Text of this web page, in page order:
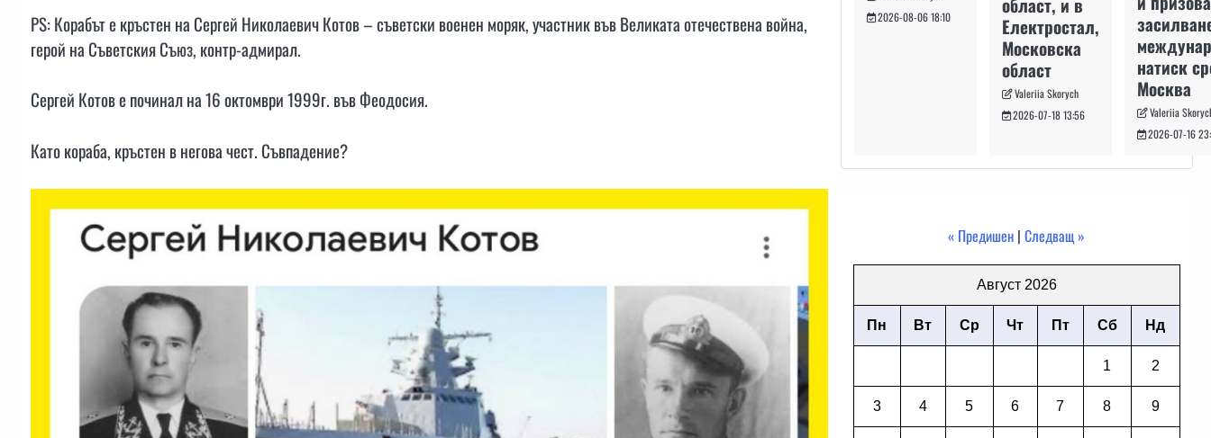
PS: Корабът е кръстен на Сергей Николаевич Котов – съветски военен моряк, участник във Великата отечествена война,
герой на Съветския Съюз, контр-адмирал.
Сергей Котов е починал на 16 октомври 1999г. във Феодосия.
Като кораба, кръстен в негова чест. Съвпадение?
2026-08-06 18:10
Електростал,
Московска
област
Valeriia Skorych
2026-07-18 13:56
натиск
Москва
Valeriia
2026-07-16
« Предишен |Следващ »
Август 2026
Пн Вт Ср Чт Пт Сб Нд
1 2
3 4 5 6 7 8 9